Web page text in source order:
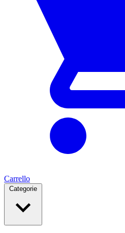
Carrello
Categorie